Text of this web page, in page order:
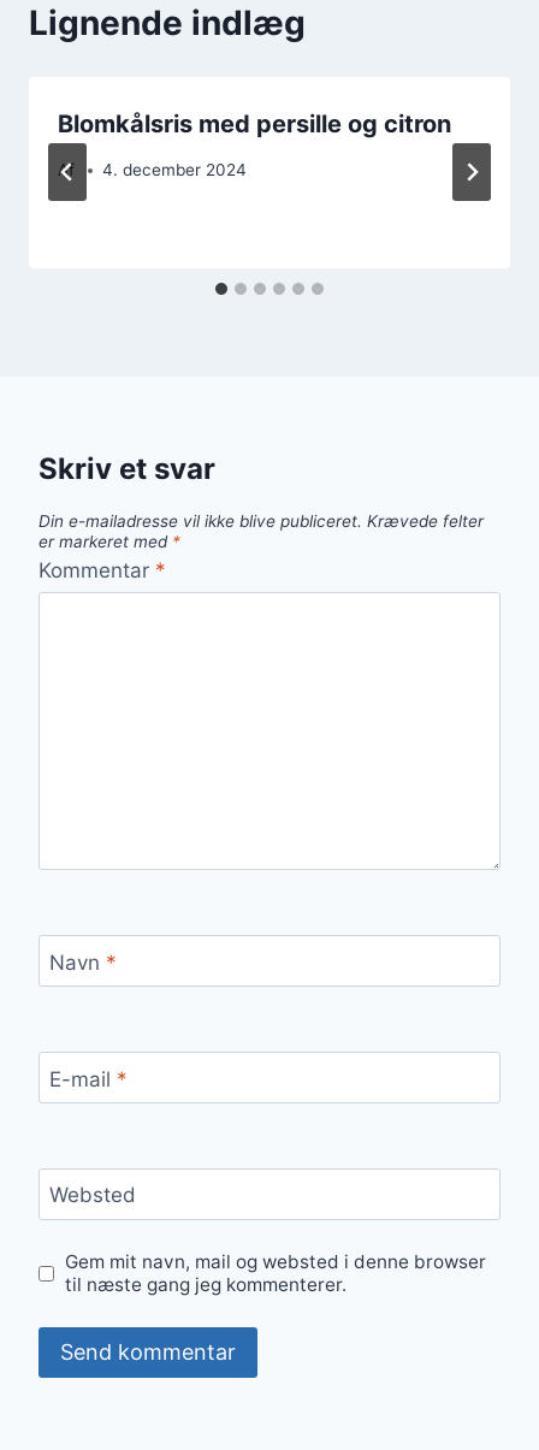
Lignende indlæg
Blomkålsris med persille og citron
Af 4. december 2024
Skriv et svar
Din e-mailadresse vil ikke blive publiceret. Krævede felter
er markeret med *
Kommentar *
Navn *
E-mail *
Websted
Gem mit navn, mail og websted i denne browser
til næste gang jeg kommenterer.